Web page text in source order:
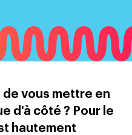
de vous mettre en
d'à côté ? Pour le
hautement